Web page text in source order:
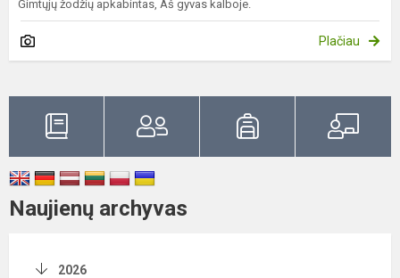
Gimtųjų žodžių apkabintas, Aš gyvas kalboje.
Plačiau
Naujienų archyvas
2026